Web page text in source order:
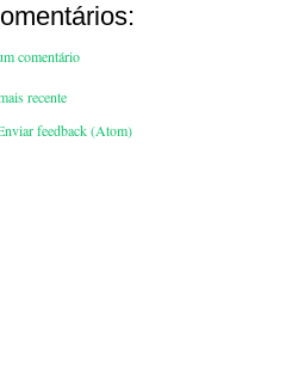
comentário
recente
feedback (Atom)